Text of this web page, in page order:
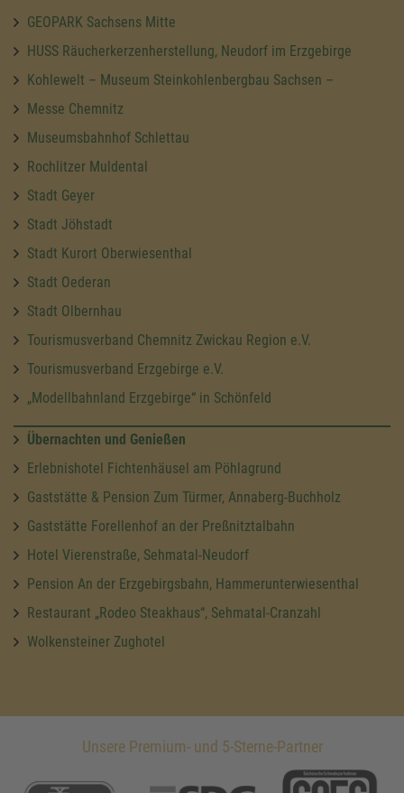
GEOPARK Sachsens Mitte
HUSS Räucherkerzenherstellung, Neudorf im Erzgebirge
Kohlewelt – Museum Steinkohlenbergbau Sachsen –
Messe Chemnitz
Museumsbahnhof Schlettau
Rochlitzer Muldental
Stadt Geyer
Stadt Jöhstadt
Stadt Kurort Oberwiesenthal
Stadt Oederan
Stadt Olbernhau
Tourismusverband Chemnitz Zwickau Region e.V.
Tourismusverband Erzgebirge e.V.
„Modellbahnland Erzgebirge“ in Schönfeld
Übernachten und Genießen
Erlebnishotel Fichtenhäusel am Pöhlagrund
Gaststätte & Pension Zum Türmer, Annaberg-Buchholz
Gaststätte Forellenhof an der Preßnitztalbahn
Hotel Vierenstraße, Sehmatal-Neudorf
Pension An der Erzgebirgsbahn, Hammerunterwiesenthal
Restaurant „Rodeo Steakhaus“, Sehmatal-Cranzahl
Wolkensteiner Zughotel
Unsere Premium- und 5-Sterne-Partner